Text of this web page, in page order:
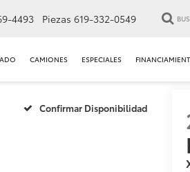
4493 Piezas 619-332-0549
CAMIONES ESPECIALES
Confirmar Disponibilidad